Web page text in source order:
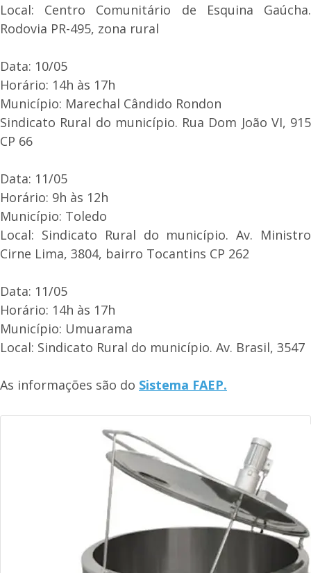
Local: Centro Comunitário de Esquina Gaúcha.
Rodovia PR-495, zona rural
Data: 10/05
Horário: 14h às 17h
Município: Marechal Cândido Rondon
Sindicato Rural do município. Rua Dom João VI, 915
CP 66
Data: 11/05
Horário: 9h às 12h
Município: Toledo
Local: Sindicato Rural do município. Av. Ministro
Cirne Lima, 3804, bairro Tocantins CP 262
Data: 11/05
Horário: 14h às 17h
Município: Umuarama
Local: Sindicato Rural do município. Av. Brasil, 3547
As informações são do Sistema FAEP.